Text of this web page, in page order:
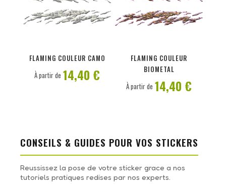
FLAMING COULEUR CAMO
À partir de 14,40 €
FLAMING COULEUR
BIOMETAL
À partir de 14,40 €
CONSEILS & GUIDES POUR VOS STICKERS
Reussissez la pose de votre sticker grace a nos
tutoriels pratiques redises par nos experts.